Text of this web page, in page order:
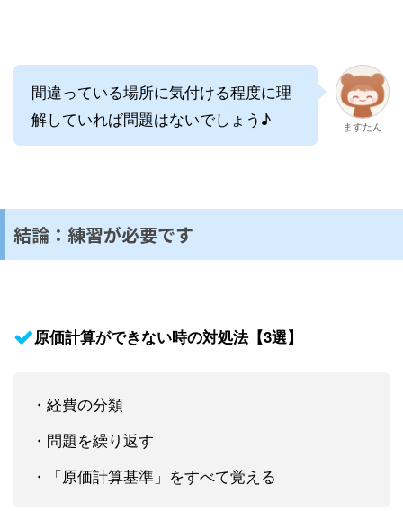
間違っている場所に気付ける程度に理
解していれば問題はないでしょう♪
ますたん
結論：練習が必要です
原価計算ができない時の対処法【3選】
・経費の分類
・問題を繰り返す
・「原価計算基準」をすべて覚える